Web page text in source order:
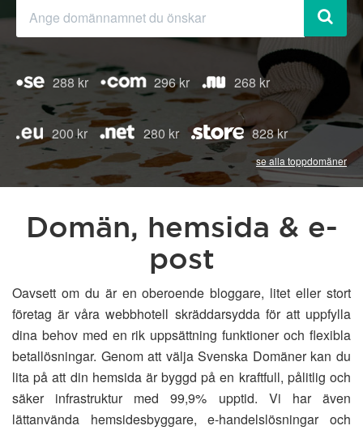
288 kr 296 kr 268 kr
200 kr 280 kr 828 kr
se alla toppdomäner
Domän, hemsida & e-
post
Oavsett om du är en oberoende bloggare, litet eller stort
företag är våra webbhotell skräddarsydda för att uppfylla
dina behov med en rik uppsättning funktioner och flexibla
betallösningar. Genom att välja Svenska Domäner kan du
lita på att din hemsida är byggd på en kraftfull, pålitlig och
säker infrastruktur med 99,9% upptid. Vi har även
lättanvända hemsidesbyggare, e-handelslösningar och